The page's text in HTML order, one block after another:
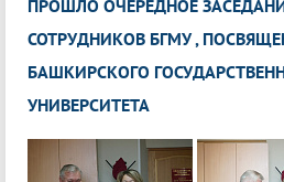
ПРОШЛО ОЧЕРЕДНОЕ
СОТРУДНИКОВ БГМУ ,
БАШКИРСКОГО
УНИВЕРСИТЕТА